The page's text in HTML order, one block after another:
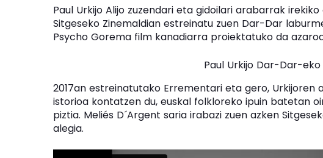
Paul Urkijo Alijo zuzendari eta gidoilari arabarrak
Sitgeseko Zinemaldian estreinatu zuen Dar-Dar
Psycho Gorema film kanadiarra proiektatuko da
Paul Urkijo Dar-Dar-
2017an estreinatutako Errementari eta gero,
istorioa kontatzen du, euskal folkloreko ipuin batetan
piztia. Meliés D´Argent saria irabazi zuen azken
alegia.